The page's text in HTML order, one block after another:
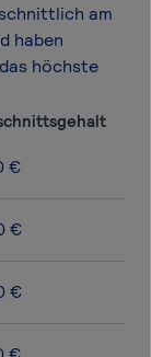
am
haben
höchste
€
€
€